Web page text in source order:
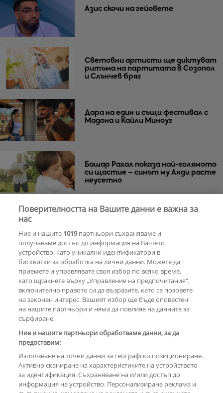
Азис скочи на гейовете
Световни артисти ще диктуват
ритъма на партитата в Созопол
и Слънчев бряг
Дара на един и същи фестивал с
Мадона и Кайли Миноуг
Башар Рахал показа най-голямото
си щастие – синът му Анди расте
неусетно
РЕКЛАМА
КОМЕНТАРИ
Поверителността на Вашите данни е важна за
нас
Ние и нашите 1019партньори съхраняваме и
получаваме достъп до информация на Вашето
устройство, като уникални идентификатори в
бисквитки за обработка на лични данни. Можете да
приемете и управлявате своя избор по всяко време,
като щракнете върху „Управление на предпочитания“,
включително правото си да възразите, като се позовете
на законен интерес. Вашият избор ще бъде оповестен
на нашите партньори и няма да повлияе на данните за
сърфиране.
Ние и нашите партньори обработваме данни, за да
предоставим:
Използване на точни данни за географско позициониране.
Активно сканиране на характеристиките на устройството
за идентификация. Съхраняване на и/или достъп до
информация на устройство. Персонализирана реклама и